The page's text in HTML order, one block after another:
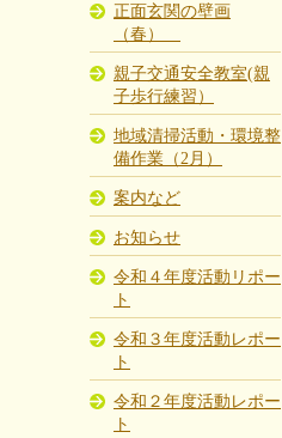
正面玄関の壁画
（春）
親子交通安全教室(親
子歩行練習）
地域清掃活動・環境整
備作業（2月）
案内など
お知らせ
令和４年度活動リポー
ト
令和３年度活動レポー
ト
令和２年度活動レポー
ト